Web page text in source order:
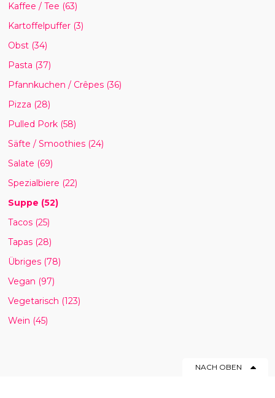
Kaffee / Tee (63)
Kartoffelpuffer (3)
Obst (34)
Pasta (37)
Pfannkuchen / Crêpes (36)
Pizza (28)
Pulled Pork (58)
Säfte / Smoothies (24)
Salate (69)
Spezialbiere (22)
Suppe (52)
Tacos (25)
Tapas (28)
Übriges (78)
Vegan (97)
Vegetarisch (123)
Wein (45)
NACH OBEN